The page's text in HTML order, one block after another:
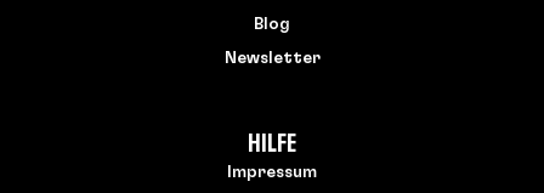
Blog
Newsletter
HILFE
Impressum